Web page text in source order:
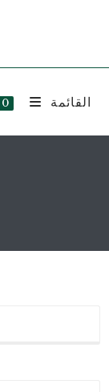
0 القائمة